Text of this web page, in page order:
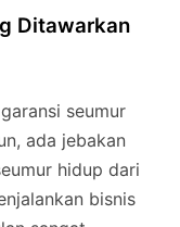
Ditawarkan
seumur
ada jebakan
hidup dari
bisnis